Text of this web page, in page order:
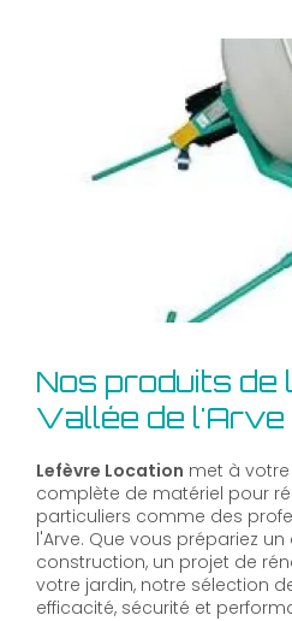
Nos produits de
Vallée de l'Arve
Lefèvre Location met à
complète de matériel pour
particuliers comme des
l'Arve. Que vous prépariez
construction, un projet de
votre jardin, notre sélection
efficacité, sécurité et